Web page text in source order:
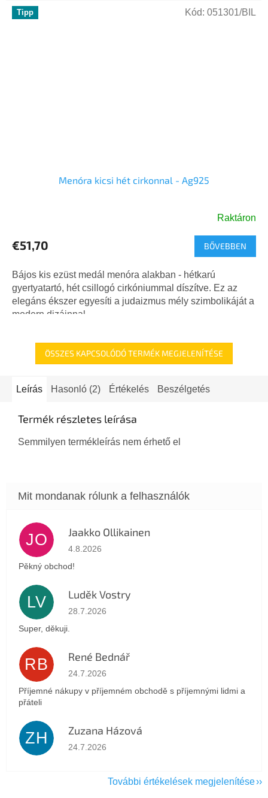
Tipp
Menóra kicsi hét cirkonnal - Ag925
Raktáron
€51,70 BŐVEBBEN
Bájos kis ezüst medál menóra alakban - hétkarú
gyertyatartó, hét csillogó cirkóniummal díszítve. Ez az
elegáns ékszer egyesíti a judaizmus mély szimbolikáját a
modern dizájnnal...
Kód: 051301/BIL
ÖSSZES KAPCSOLÓDÓ TERMÉK MEGJELENÍTÉSE
Leírás Hasonló (2) Értékelés Beszélgetés
Termék részletes leírása
Semmilyen termékleírás nem érhető el
JO Jaakko Ollikainen
Az áruház értékelése 5-ből 5 csillag.
4.8.2026
Pěkný obchod!
LV Luděk Vostry
Az áruház értékelése 5-ből 5 csillag.
28.7.2026
Super, děkuji.
RB René Bednář
Az áruház értékelése 5-ből 5 csillag.
24.7.2026
Příjemné nákupy v příjemném obchodě s příjemnými lidmi a
přáteli
ZH Zuzana Házová
Az áruház értékelése 5-ből 5 csillag.
24.7.2026
További értékelések megjelenítése